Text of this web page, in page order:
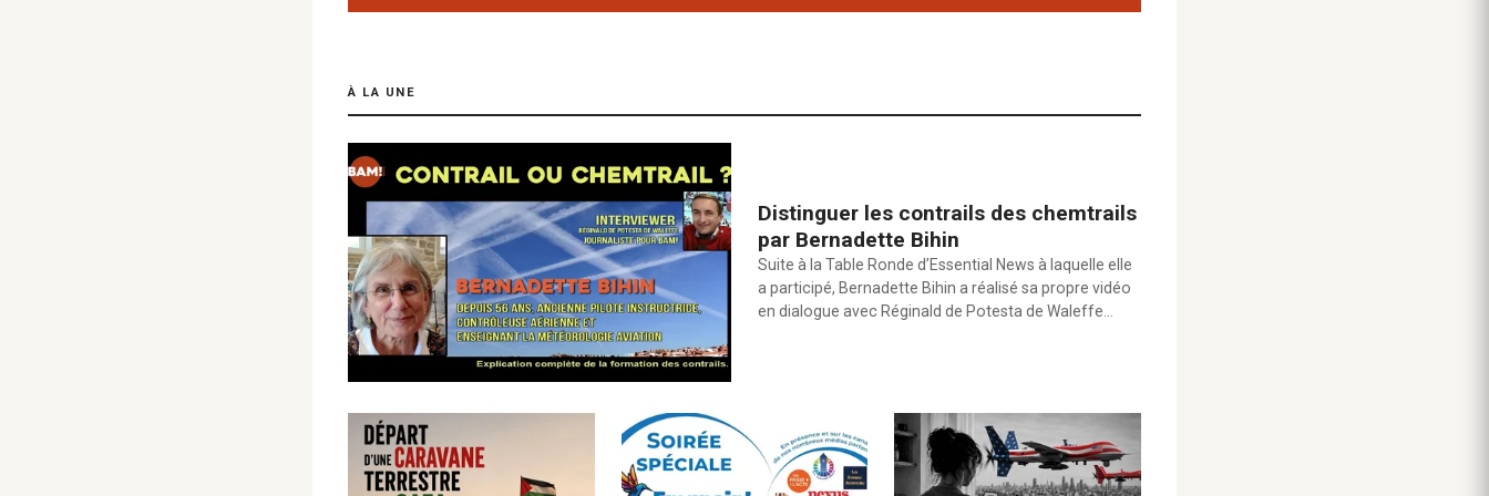
À LA UNE
Distinguer les contrails des chemtrails
par Bernadette Bihin
Suite à la Table Ronde d’Essential News à laquelle elle
a participé, Bernadette Bihin a réalisé sa propre vidéo
en dialogue avec Réginald de Potesta de Waleffe…